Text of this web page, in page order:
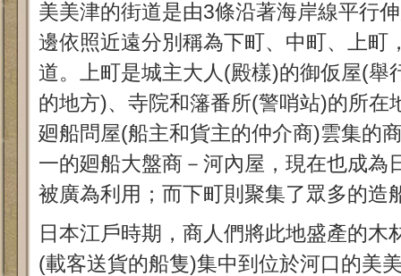
美美津的街道是由3條沿著海岸線平行
邊依照近遠分別稱為下町、中町、上町
道。上町是城主大人(殿樣)的御仮屋(舉
的地方)、寺院和籓番所(警哨站)的所在
廻船問屋(船主和貨主的仲介商)雲集的
一的廻船大盤商－河內屋，現在也成為
被廣為利用；而下町則聚集了眾多的造
日本江戶時期，商人們將此地盛產的木
(載客送貨的船隻)集中到位於河口的美